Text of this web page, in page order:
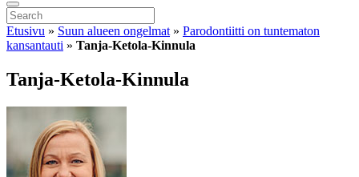
Etusivu » Suun alueen ongelmat » Parodontiitti on tuntematon
kansantauti » Tanja-Ketola-Kinnula
Tanja-Ketola-Kinnula